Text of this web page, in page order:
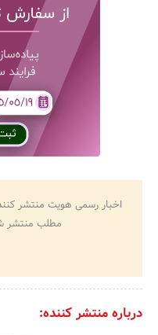
اخبار رسمی هویت منتشر
مطلب منتشر
درباره منتشر کننده: